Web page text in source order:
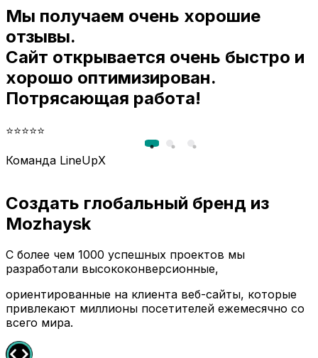
Мы получаем очень хорошие
отзывы.
Сайт открывается очень быстро и
хорошо оптимизирован.
Потрясающая работа!
⭐⭐⭐⭐⭐
Команда LineUpX
Создать глобальный бренд из
Mozhaysk
С более чем 1000 успешных проектов мы
разработали высококонверсионные,
ориентированные на клиента веб-сайты, которые
привлекают миллионы посетителей ежемесячно со
всего мира.